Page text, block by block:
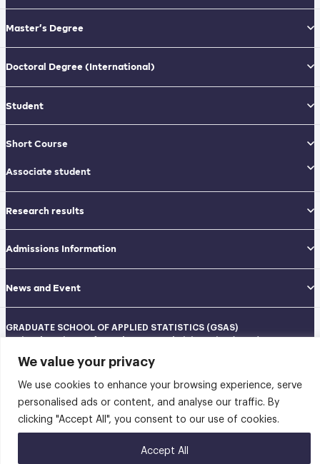
We value your privacy
We use cookies to enhance your browsing experience, serve
personalised ads or content, and analyse our traffic. By
clicking "Accept All", you consent to our use of cookies.
Accept All
Master’s Degree
Doctoral Degree(International)
Student
Short Course
Associate student
Research results
Admissions Information
News and Event
GRADUATE SCHOOL OF APPLIED STATISTICS (GSAS)
National Institute of Development Administration (NIDA)
148 Serithai Road, Klong-Chan, Bangkapi, Bangkok THAILAND 10240
Fax: 02-374-4061
Sitemap
Applied Statistics . All rights reserved.